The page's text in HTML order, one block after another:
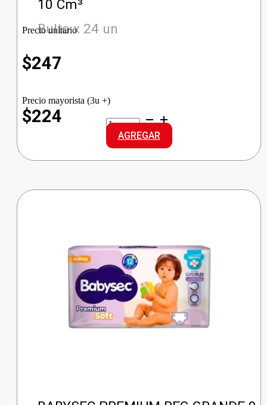
10 Cm³
Bulto x 24 un
Precio unitario
$247
Precio mayorista (3u +)
$224
SEDAL
SHAM.SACHET
CERAMIDAS
cantidad
AGREGAR